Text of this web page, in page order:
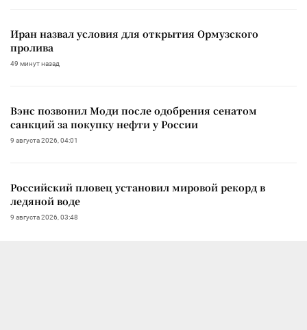
Иран назвал условия для открытия Ормузского
пролива
49 минут назад
Вэнс позвонил Моди после одобрения сенатом
санкций за покупку нефти у России
9 августа 2026, 04:01
Российский пловец установил мировой рекорд в
ледяной воде
9 августа 2026, 03:48